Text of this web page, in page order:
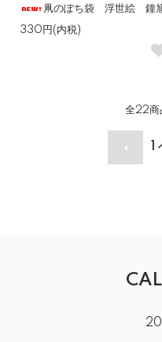
凧のぽち袋 浮世絵 鐘
330円(内税)
全22商